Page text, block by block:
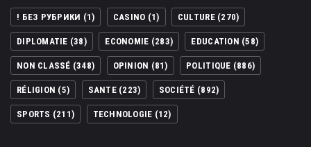
! БЕЗ РУБРИКИ (1) CASINO (1) CULTURE(270)
DIPLOMATIE (38) ECONOMIE (283) EDUCATION (58)
NON CLASSÉ (348) OPINION (81) POLITIQUE (886)
RÉLIGION (5) SANTE(223) SOCIÉTÉ (892)
SPORTS (211) TECHNOLOGIE (12)